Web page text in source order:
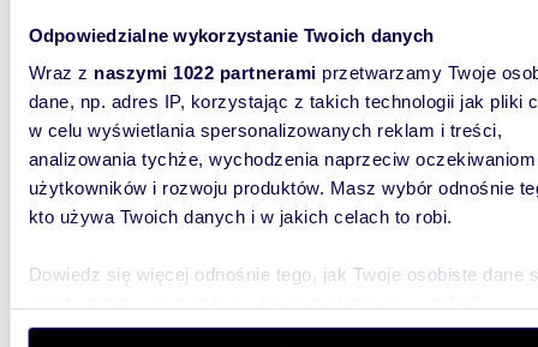
Odpowiedzialne wykorzystanie Twoich danych
Wraz z naszymi 1022 partnerami przetwarzamy Twoje
dane, np. adres IP, korzystając z takich technologii jak pliki
w celu wyświetlania spersonalizowanych reklam i treści,
analizowania tychże, wychodzenia naprzeciw oczekiwaniom
użytkowników i rozwoju produktów. Masz wybór odnośnie
kto używa Twoich danych i w jakich celach to robi.
Dowiedz się więcej odnośnie tego, jak Twoje osobiste dane
szczegółów. W Deklaracji plików cookie możesz zmienić
3 299